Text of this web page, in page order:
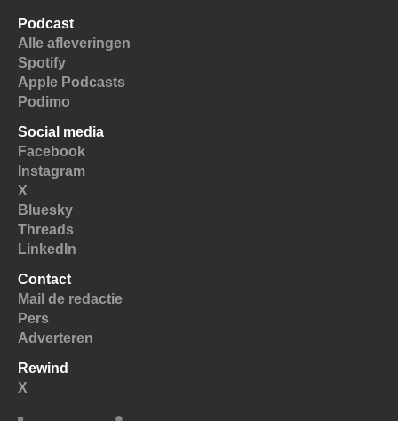
Podcast
Alle afleveringen
Spotify
Apple Podcasts
Podimo
Social media
Facebook
Instagram
X
Bluesky
Threads
LinkedIn
Contact
Mail de redactie
Pers
Adverteren
Rewind
X